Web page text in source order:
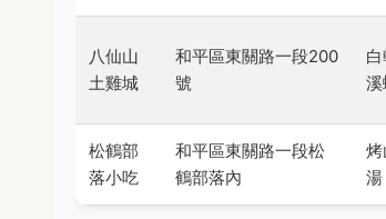
八仙山
土雞城
和平區東關路一段200
號
溪
松鶴部
落小吃
和平區東關路一段松
鶴部落內
湯